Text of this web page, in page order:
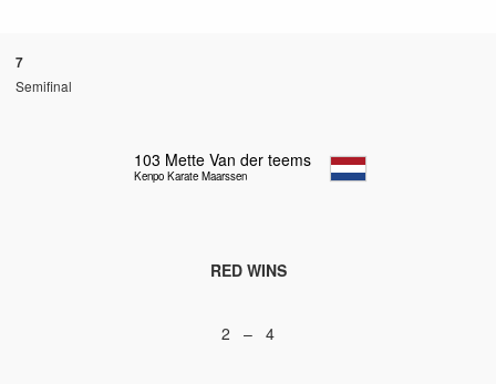
7
Semifinal
103 Mette Van der teems
Kenpo Karate Maarssen
RED WINS
2 – 4